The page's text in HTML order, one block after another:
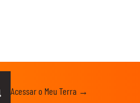
Acessar o Meu Terra →